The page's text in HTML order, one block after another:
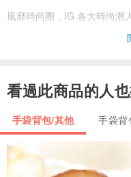
風靡時尚圈，IG 各大時尚潮
上做搭配，也是每一個 ANY
尼黑的設計團隊孜孜不倦的
定能在其中找到專屬於自己的
簡單俐落的使用三步驟：將
看過此商品的人
手袋背包/其他 手袋背